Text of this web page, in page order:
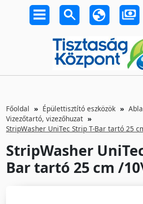
Főoldal Épülettisztító eszközök
Vizezőtartó, vizezőhuzat
StripWasher UniTec Strip T-Bar tartó 25
StripWasher
Bar tartó 25 cm /